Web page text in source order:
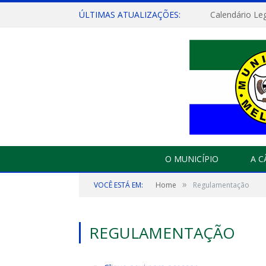
ÚLTIMAS ATUALIZAÇÕES: Calendário
O MUNICÍPIO A
VOCÊ ESTÁ EM: Home » Regulamentação
REGULAMENTAÇÃO